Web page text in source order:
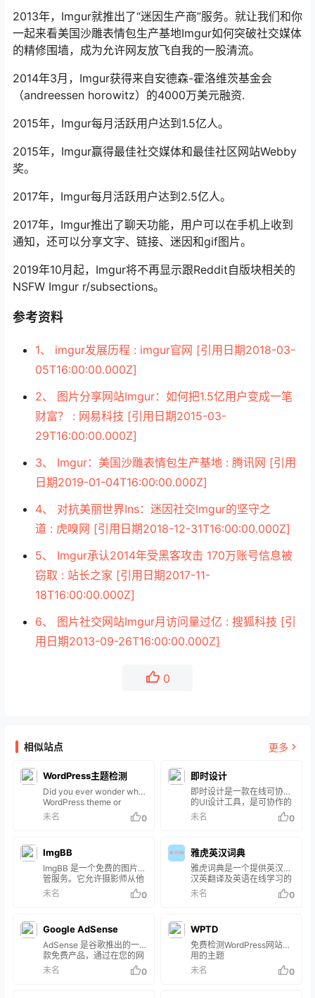
2013年，Imgur就推出了“迷因生产商”服务。就让我们和你
一起来看美国沙雕表情包生产基地Imgur如何突破社交媒体
的精修围墙，成为允许网友放飞自我的一股清流。
2014年3月，Imgur获得来自安德森-霍洛维茨基金会
（andreessen horowitz）的4000万美元融资.
2015年，Imgur每月活跃用户达到1.5亿人。
2015年，Imgur赢得最佳社交媒体和最佳社区网站Webby
奖。
2017年，Imgur每月活跃用户达到2.5亿人。
2017年，Imgur推出了聊天功能，用户可以在手机上收到
通知，还可以分享文字、链接、迷因和gif图片。
2019年10月起，Imgur将不再显示跟Reddit自版块相关的
NSFW Imgur r/subsections。
参考资料
1、 imgur发展历程 : imgur官网 [引用日期2018-03-
05T16:00:00.000Z]
2、 图片分享网站Imgur：如何把1.5亿用户变成一笔
财富？ : 网易科技 [引用日期2015-03-
29T16:00:00.000Z]
3、 Imgur：美国沙雕表情包生产基地 : 腾讯网 [引用
日期2019-01-04T16:00:00.000Z]
4、 对抗美丽世界Ins：迷因社交Imgur的坚守之
道 : 虎嗅网 [引用日期2018-12-31T16:00:00.000Z]
5、 Imgur承认2014年受黑客攻击 170万账号信息被
窃取 : 站长之家 [引用日期2017-11-
18T16:00:00.000Z]
6、 图片社交网站Imgur月访问量过亿 : 搜狐科技 [引
用日期2013-09-26T16:00:00.000Z]
0
相似站点 更多
WordPress主题检测
Did you ever wonder what
WordPress theme or
plugins is that awesome
site using? WordPress
find out.
未名 0
即时设计
即时设计是一款在线可协作
的UI设计工具，是可协作的
在线sketch、国内版
figma，拥有海量的设计资
互原型、获取设计标注、快
速切图、团队协作等工作。
未名 0
ImgBB
ImgBB 是一个免费的图片托
管服务。它允许摄影师从他
们的在线数据库上传和共享
图像。上传照片后，只要您
们。 ImgBB 主要用于通过
链接或嵌入的 HTML 代码
上传和分享图片。如果您的
网站使用BBCode（公告板
代码）链接，它甚至会为您
未名 0
雅虎英汉词典
雅虎词典是一个提供英汉、
汉英翻译及英语在线学习的
网站，不过要注意，该网站
主要服务对象是香港地区，
别，部分词汇的中文翻译可
能存在差异，比如：
template繁体翻译是型板，
而简体翻译是模板，这两种
翻译其实都正确，只是使用
未名 0
Google AdSense
AdSense 是谷歌推出的一
款免费产品，通过在您的网
站上展示广告，让您轻松实
现创收。Google AdSense
未名 0
WPTD
免费检测WordPress网站使
用的主题
未名
0